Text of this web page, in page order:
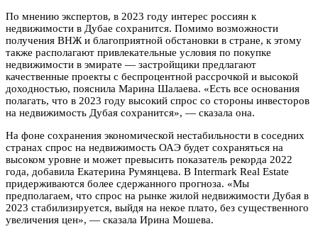
По мнению экспертов, в 2023 году интерес россиян к
недвижимости в Дубае сохранится. Помимо возможности
получения ВНЖ и благоприятной обстановки в стране, к этому
также располагают привлекательные условия по покупке
недвижимости в эмирате — застройщики предлагают
качественные проекты с беспроцентной рассрочкой и высокой
доходностью, пояснила Марина Шалаева. «Есть все основания
полагать, что в 2023 году высокий спрос со стороны инвесторов
на недвижимость Дубая сохранится», — сказала она.
На фоне сохранения экономической нестабильности в соседних
странах спрос на недвижимость ОАЭ будет сохраняться на
высоком уровне и может превысить показатель рекорда 2022
года, добавила Екатерина Румянцева. В Intermark Real Estate
придерживаются более сдержанного прогноза. «Мы
предполагаем, что спрос на рынке жилой недвижимости Дубая в
2023 стабилизируется, выйдя на некое плато, без существенного
увеличения цен», — сказала Ирина Мошева.